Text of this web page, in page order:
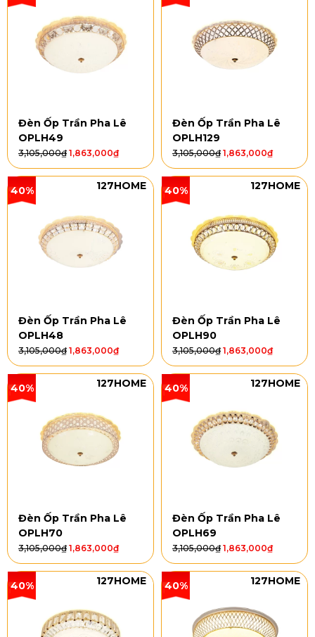
Đèn Ốp Trần Pha Lê
OPLH49
3,105,000₫ 1,863,000₫
Đèn Ốp Trần Pha Lê
OPLH129
3,105,000₫ 1,863,000₫
40% 127HOME
Đèn Ốp Trần Pha Lê
OPLH48
3,105,000₫ 1,863,000₫
40% 127HOME
Đèn Ốp Trần Pha Lê
OPLH90
3,105,000₫ 1,863,000₫
40% 127HOME
Đèn Ốp Trần Pha Lê
OPLH70
3,105,000₫ 1,863,000₫
40% 127HOME
Đèn Ốp Trần Pha Lê
OPLH69
3,105,000₫ 1,863,000₫
40% 127HOME 40% 127HOME